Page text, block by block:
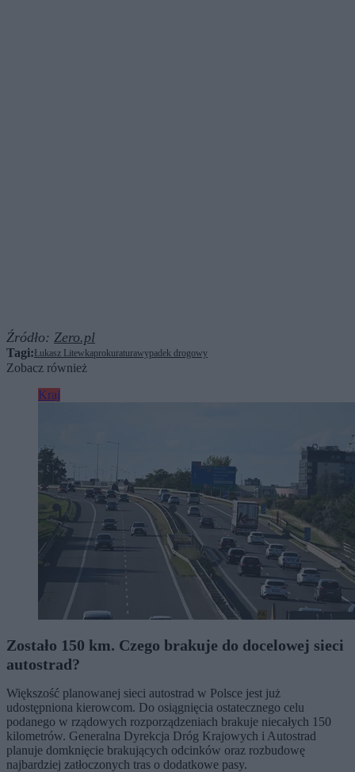
Źródło: Zero.pl
Tagi:Łukasz Litewkaprokuraturawypadek drogowy
Zobacz również
Kraj
Zostało 150 km. Czego brakuje do docelowej sieci
autostrad?
Większość planowanej sieci autostrad w Polsce jest już
udostępniona kierowcom. Do osiągnięcia ostatecznego celu
podanego w rządowych rozporządzeniach brakuje niecałych 150
kilometrów. Generalna Dyrekcja Dróg Krajowych i Autostrad
planuje domknięcie brakujących odcinków oraz rozbudowę
najbardziej zatłoczonych tras o dodatkowe pasy.